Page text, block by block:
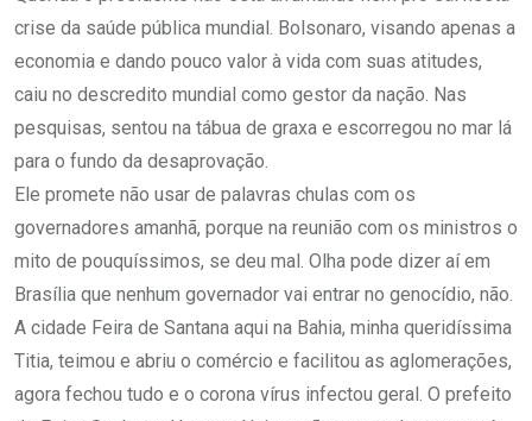
crise da saúde pública mundial. Bolsonaro, visando apenas a
economia e dando pouco valor à vida com suas atitudes,
caiu no descredito mundial como gestor da nação. Nas
pesquisas, sentou na tábua de graxa e escorregou no mar lá
para o fundo da desaprovação.
Ele promete não usar de palavras chulas com os
governadores amanhã, porque na reunião com os ministros o
mito de pouquíssimos, se deu mal. Olha pode dizer aí em
Brasília que nenhum governador vai entrar no genocídio, não.
A cidade Feira de Santana aqui na Bahia, minha queridíssima
Titia, teimou e abriu o comércio e facilitou as aglomerações,
agora fechou tudo e o corona vírus infectou geral. O prefeito